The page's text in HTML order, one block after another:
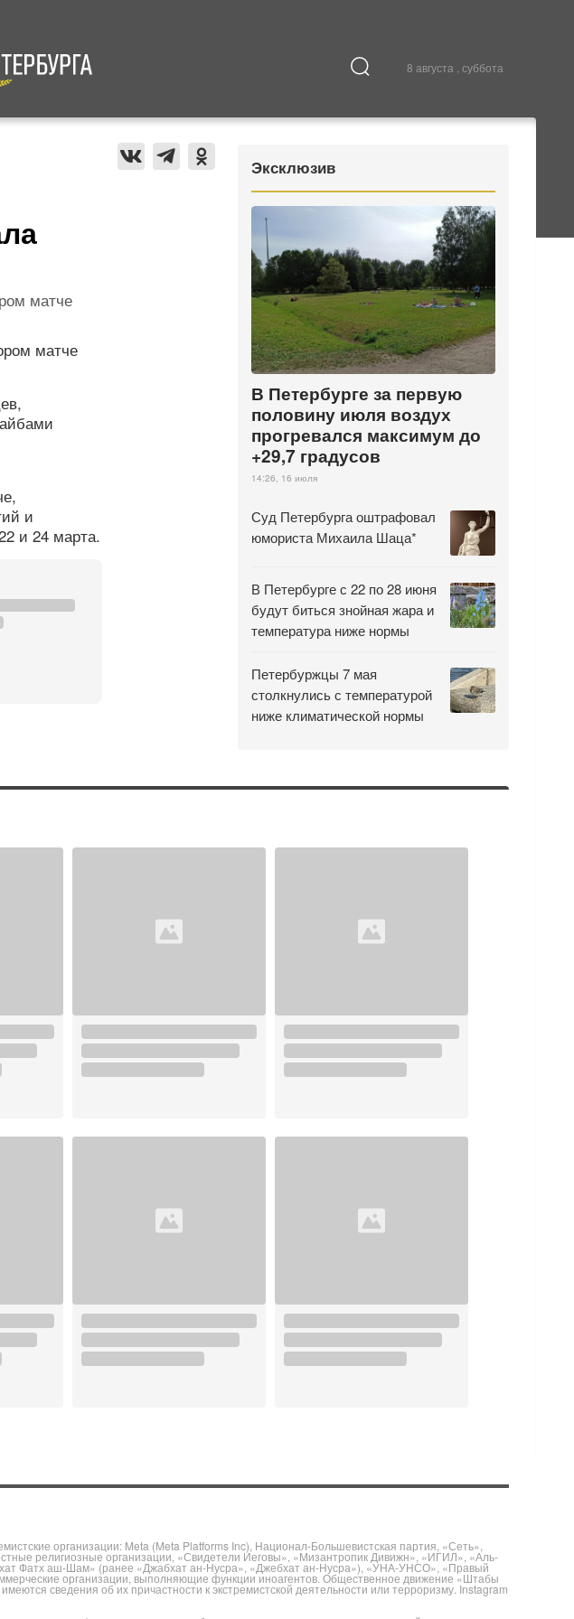
8 августа , суббота
Происшествия Культура
матче
матче
и
и 24 марта.
Эксклюзив
В Петербурге за первую
половину июля воздух
прогревался максимум до
+29,7 градусов
14:26, 16 июля
Суд Петербурга оштрафовал
юмориста Михаила Шаца*
В Петербурге с 22 по 28 июня
будут биться знойная жара и
температура ниже нормы
Петербуржцы 7 мая
столкнулись с температурой
ниже климатической нормы
организации: Meta (Meta Platforms Inc), Национал-Большевистская партия, «Сеть»,
религиозные организации, «Свидетели Иеговы», «Мизантропик Дивижн», «ИГИЛ», «Аль-
Фатх аш-Шам» (ранее «Джабхат ан-Нусра», «Джебхат ан-Нусра»), «УНА-УНСО», «Правый
организации, выполняющие функции иноагентов. Общественное движение «Штабы
сведения об их причастности к экстремистской деятельности или терроризму. Instagram